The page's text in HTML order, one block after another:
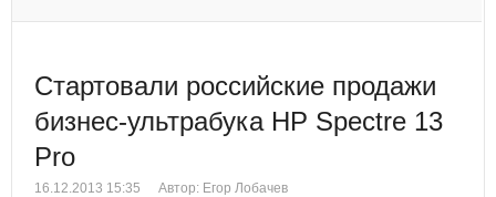
Стартовали российские продажи
бизнес-ультрабука HP Spectre 13
Pro
16.12.2013 15:35 Автор: Егор Лобачев